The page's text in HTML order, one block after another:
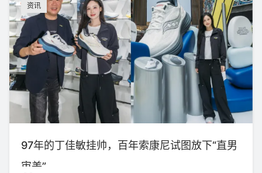
资讯
97年的丁佳敏挂帅，百年索康尼试图放下“直男
审美”